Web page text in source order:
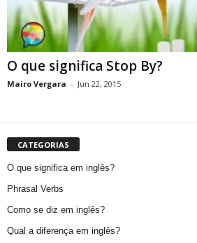
O que significa Stop By?
Mairo Vergara - Jun 22, 2015
CATEGORIAS
O que significa em inglês?
Phrasal Verbs
Como se diz em inglês?
Qual a diferença em inglês?